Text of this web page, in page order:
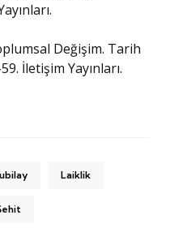
Değişim. Tarih
İletişim Yayınları.
Laiklik